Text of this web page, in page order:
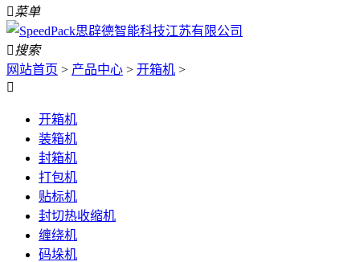
菜单
搜索
网站首页 > 产品中心 > 开箱机 >

开箱机
装箱机
封箱机
打包机
贴标机
封切热收缩机
缠绕机
码垛机